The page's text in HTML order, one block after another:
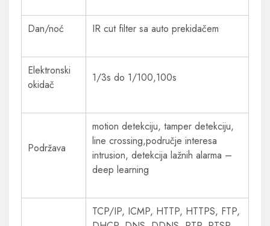
Dan/noć IR cut filter sa auto prekidačem
Elektronski
okidač
1/3s do 1/100,100s
Podržava
motion detekciju, tamper detekciju,
line crossing,područje interesa
intrusion, detekcija lažnih alarma –
deep learning
TCP/IP, ICMP, HTTP, HTTPS, FTP,